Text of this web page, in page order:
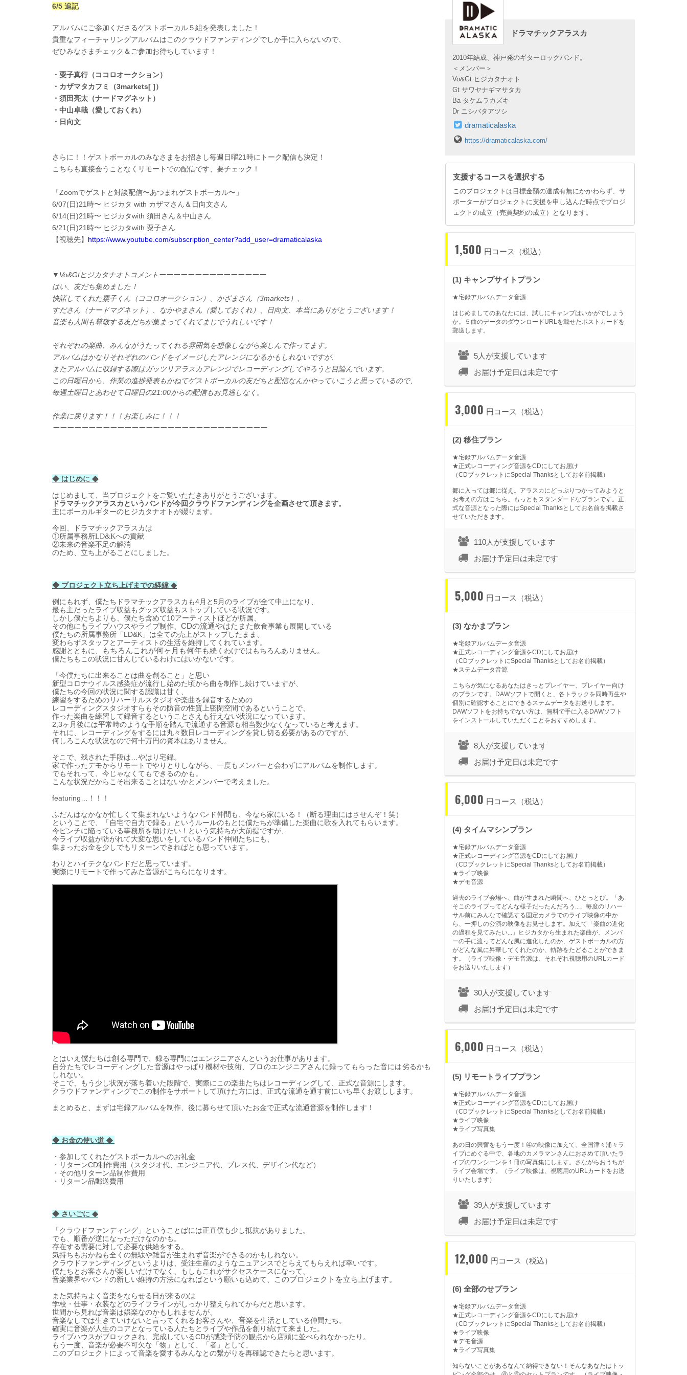
6/5 追記
アルバムにご参加くださるゲストボーカル５組を発表しました！
貴重なフィーチャリングアルバムはこのクラウドファンディングでしか手に入らないので、
ぜひみなさまチェック＆ご参加お待ちしています！
・粟子真行（ココロオークション）
・カザマタカフミ（3markets[ ]）
・須田亮太（ナードマグネット）
・中山卓哉（愛しておくれ）
・日向文
さらに！！ゲストボーカルのみなさまをお招きし毎週日曜21 時にトーク配信も決定！
こちらも直接会うことなくリモートでの配信です、要チェック！
「 Zoomでゲストと対談配信〜あつまれゲストボーカル〜」
6/07(日)21 時〜 ヒジカタ with カザマさん＆日向文さん
6/14(日)21 時〜 ヒジカタwith 須田さん＆中山さん
6/21(日)21 時〜 ヒジカタwith 粟子さん
【視聴先】 https://www.youtube.com/subscription_center?add_user=dramaticalaska
▼ Vo&Gtヒジカタナオトコメントーーーーーーーーーーーーーーー
はい、友だち集めました！
快諾してくれた粟子くん（ココロオークション）、かざまさん（3markets ）、
すださん（ナードマグネット）、なかやまさん（愛しておくれ）、日向文、本当にありがとうございます！
音楽も人間も尊敬する友だちが集まってくれてまじでうれしいです！
それぞれの楽曲、みんながうたってくれる雰囲気を想像しながら楽しんで作ってます。
アルバムはかなりそれぞれのバンドをイメージしたアレンジになるかもしれないですが、
またアルバムに収録する際はガッツリアラスカアレンジでレコーディングしてやろうと目論んでいます。
この日曜日から、作業の進捗発表もかねてゲストボーカルの友だちと配信なんかやっていこうと思っているので、
毎週土曜日とあわせて日曜日の21:00からの配信もお見逃しなく。
作業に戻ります！！！お楽しみに！！！
ーーーーーーーーーーーーーーーーーーーーーーーーーーーーーー
◆ はじめに ◆
はじめまして、 当プロジェクトをご覧いただきありがとうございます。
ドラマチックアラスカというバンドが今回クラウドファンディングを企画させて頂きます。
主にボーカルギターのヒジカタナオトが綴ります。
今回、ドラマチックアラスカは
①所属事務所LD&Kへの貢献
②未来の音楽不足の解消
のため、立ち上がることにしました。
◆ プロジェクト立ち上げまでの経緯 ◆
例にもれず、僕たちドラマチックアラスカも4月と5 月のライブが全て中止になり、
最も主だったライブ収益もグッズ収益もストップしている状況です。
しかし僕たちよりも、僕たち含めて10アーティストほどが所属
その他にもライブハウスやライブ制作、 CDの流通やはたまた飲食事業も展開している
僕たちの所属事務所「 LD&K 」は全ての売 上がストップしたまま、
変わらずスタッフとアーティストの生活を維持してくれています。
感謝とともに、
もちろんこれが何ヶ月も何年も続くわけではもちろんありません。
僕たちもこの状況に甘んじているわけにはいかないです。
「今僕たちに出来ることは曲を創ること」と思い
新型コロナウイルス感染症が流行し始めた頃から曲を制作し続けていますが、
僕たちの今回の状況に関する認識は甘く、
練習をするためのリハーサルスタジオや楽曲を録音するための
レコーディングスタジオすらもその防音の性質上密閉空間であるということで、
作った楽曲を練習して録音するということさえも行えない状況になっています。
2,3ヶ月後には平常時のような手順を踏んで流通する音源も相当数少なくなっていると考えます。
それに、レコーディングをするには丸々数日レコーディングを貸し切る必要があるのですが、
何しろこんな状況なので何十万円の資本はありません。
そこで、 残された手段は…やはり宅録。
家で作ったデモからリモー トでやりとりしながら、一度もメンバーと会わずにアルバムを制作します。
でもそれって、今じゃなくてもできるのかも。
こんな状況だからこそ出来ることはないかとメンバーで考えました。
featuring …！！！
ふだんはなかなか忙しくて集まれないようなバンド仲間も、今なら家にいる！（断る理由にはさせんぞ！笑）
ということで、「自宅で自力で録る」というルールのもとに僕たちが準備した楽曲に歌を入れてもらいます。
今ピンチに 陥っている事務所を助けたい！という気持ちが大前提ですが、
今ライブ収益が防がれて大変な思いをしているバンド仲間たちにも、
集まったお金を少しでもリターンできればとも思っています。
わりとハイテクなバンドだと思っています。
実際にリモー トで作ってみた音源がこちらになります。
とはいえ 僕たちは創る専門で、 録る専門にはエンジニアさんというお仕事があります。
自分たちでレコーディングした音源はやっぱり機材や技術、プロのエンジニアさんに録ってもらった音には劣るかも
しれない。
そこで、もう少し状況が落ち着いた段階で、 実際にこの楽曲たちはレコーディングして、正式な音源にします。
クラウドファンディングでこの制作をサポー トして頂けた方には、正式な流通を通す前にいち早くお渡しします。
まとめると、まずは宅録アルバムを制作、後に募らせて頂いたお金で正式な流通音源を制作します！
◆ お金の使い道 ◆
・参加してくれたゲストボーカルへのお礼金
・ リターンCD制作費用（スタジオ代、エンジニア代、プレス代、デザイン代など）
・ その他リターン品制作費用
・ リターン品郵送費用
◆ さいごに ◆
「クラウドファンディング」ということばには正直僕も少し抵抗がありました。
でも、順番が逆になっただけなのかも。
存在する需要に対して必要な供給をする。
気持ちもおかねも全くの無駄や雑音が生まれず音楽ができるのかもしれない。
クラウドファンディングというよりは、受注生産のようなニュアンスでとらえてもらえれば幸いです。
僕たちとお客さんが楽 しいだけでなく、もしもこれがサクセスケースになって、
音楽業界やバンドの新しい維持の方法になればという願いも込めて、
このプロジェクトを立ち上げます。
また気持ちよく音楽をならせる日が来るのは
学校 ・ 仕事 ・ 衣装などのライフラインがしっかり整えられてからだと思います。
世間から見れば音楽は娯楽なのかもしれませんが、
音楽なしでは生きていけないと言ってくれるお客さんや、 音楽を生活としている仲間たち。
確実に音楽が人生のコアとなっている人たちとライブや作品を創り続けて来ました。
ライブハウスがブロックされ、完成しているCDが感染予防の観 点から店頭に並べられなかったり。
もう一度、音楽が必要不可欠な「物」として、「者」として、
このプロジェクトによって音楽を愛するみんなとの繋がりを再確認できたらと思います。
ドラマチックアラスカ
2010年結成、神戸発のギターロックバンド。
＜メンバー＞
Vo&Gt ヒジカタナオト
Gt サワヤナギマサタカ
Ba タケムラカズキ
Dr ニシバタアツシ
dramaticalaska
https://dramaticalaska.com/
支援するコースを選択する
このプロジェクトは目標金額の達成有無にかかわらず、サ
ポーターがプロジェクトに支援を申し込んだ時点でプロジ
ェクトの成立（売買契約の成立）となります。
1,500 円コース（税込）
(1) キャンプサイトプラン
★宅録アルバムデータ音源
はじめましてのあなたには、試しにキャンプはいかがでしょう
か。５曲のデータのダウンロードURLを載せたポストカードを
郵送します。
5人が支援しています
お届け予定日は未定です
3,000 円コース（税込）
(2) 移住プラン
★宅録アルバムデータ音源
★正式レコーディング音源をCDにしてお届け
（CDブックレットにSpecial Thanksとしてお名前掲載）
郷に入っては郷に従え。アラスカにどっぷりつかってみようと
お考えの方はこちら。もっともスタンダードなプランです。正
式な音源となった際にはSpecial Thanksとしてお名前を掲載さ
せていただきます。
110人が支援しています
お届け予定日は未定です
5,000 円コース（税込）
(3) なかまプラン
★宅録アルバムデータ音源
★正式レコーディング音源をCDにしてお届け
（CDブックレットにSpecial Thanksとしてお名前掲載）
★ステムデータ音源
こちらが気になるあなたはきっとプレイヤー、プレイヤー向け
のプランです。DAWソフトで開くと、各トラックを同時再生や
個別に確認することにできるステムデータをお送りします。
DAWソフトをお持ちでない方は、無料で手に入るDAWソフト
をインストールしていただくことをおすすめします。
8人が支援しています
お届け予定日は未定です
6,000 円コース（税込）
(4) タイムマシンプラン
★宅録アルバムデータ音源
★正式レコーディング音源をCDにしてお届け
（CDブックレットにSpecial Thanksとしてお名前掲載）
★ライブ映像
★デモ音源
過去のライブ会場へ、曲が生まれた瞬間へ、ひとっとび。「あ
そこのライブってどんな様子だったんだろう...」毎度のリハー
サル前にみんなで確認する固定カメラでのライブ映像の中か
ら、一押しの公演の映像をお見せします。加えて「楽曲の進化
の過程を見てみたい...」ヒジカタから生まれた楽曲が、メンバ
ーの手に渡ってどんな風に進化したのか、ゲストボーカルの方
がどんな風に昇華してくれたのか、軌跡をたどることができま
す。（ライブ映像・デモ音源は、それぞれ視聴用のURLカード
をお送りいたします）
30人が支援しています
お届け予定日は未定です
6,000 円コース（税込）
(5) リモートライブプラン
★宅録アルバムデータ音源
★正式レコーディング音源をCDにしてお届け
（CDブックレットにSpecial Thanksとしてお名前掲載）
★ライブ映像
★ライブ写真集
あの日の興奮をもう一度！④の映像に加えて、全国津々浦々ラ
イブにめぐる中で、各地のカメラマンさんにおさめて頂いたラ
イブのワンシーンを１冊の写真集にします。さながらおうちが
ライブ会場です。（ライブ映像は、視聴用のURLカードをお送
りいたします）
39人が支援しています
お届け予定日は未定です
12,000 円コース（税込）
(6) 全部のせプラン
★宅録アルバムデータ音源
★正式レコーディング音源をCDにしてお届け
（CDブックレットにSpecial Thanksとしてお名前掲載）
★ライブ映像
★デモ音源
★ライブ写真集
知らないことがあるなんて納得できない！そんなあなたはトッ